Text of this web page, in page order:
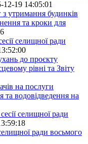
12-19 14:05:01
утримання будинків
та кроки для
селищної ради
до проєкту
рівні та Звіту
на послуги
та водовідведення на
селищної ради
ради восьмого